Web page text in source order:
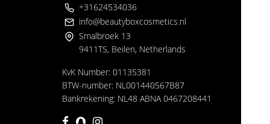
+31624534036
info@beautyboxcosmetics.nl
Smalbroek 13
9411TS, Beilen, Netherlands
KvK Number: 01135381
BTW-number: NL001440567B87
Bankrekening: NL48 ABNA 0467208441